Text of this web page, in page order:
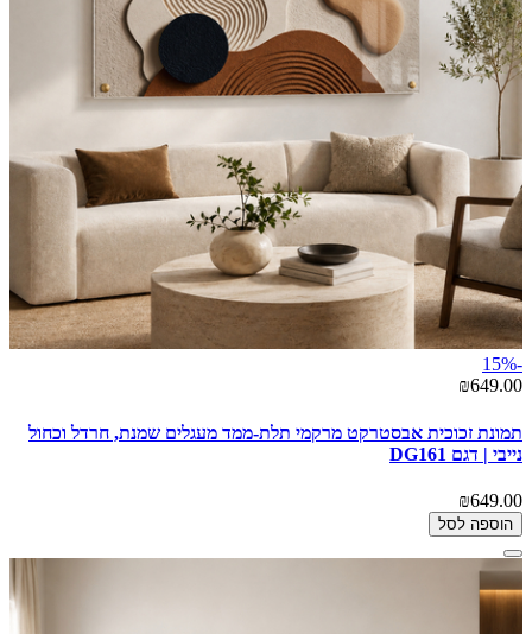
-15%
₪649.00
תמונת זכוכית אבסטרקט מרקמי תלת-ממד מעגלים שמנת, חרדל וכחול
נייבי | דגם DG161
₪649.00
הוספה לסל